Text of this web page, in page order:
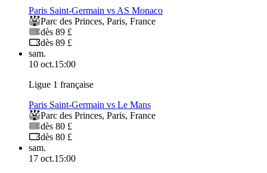
Paris Saint-Germain vs AS Monaco
Parc des Princes, Paris, France
dès 89 £
dès 89 £
sam.
10 oct.15:00
Ligue 1 française
Paris Saint-Germain vs Le Mans
Parc des Princes, Paris, France
dès 80 £
dès 80 £
sam.
17 oct.15:00